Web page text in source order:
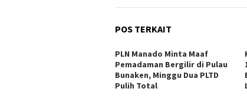
POS TERKAIT
PLN Manado Minta Maaf
Pemadaman Bergilir di Pulau
Bunaken, Minggu Dua PLTD
Pulih Total